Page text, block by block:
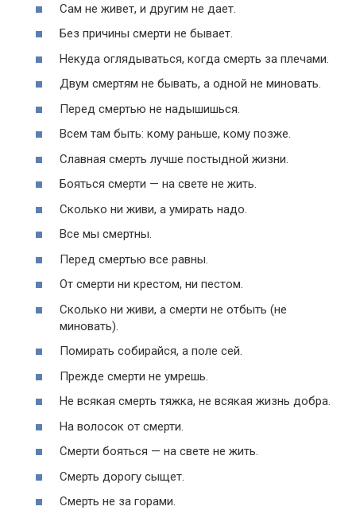
Сам не живет, и другим не дает.
Без причины смерти не бывает.
Некуда оглядываться, когда смерть за плечами.
Двум смертям не бывать, а одной не миновать.
Перед смертью не надышишься.
Всем там быть: кому раньше, кому позже.
Славная смерть лучше постыдной жизни.
Бояться смерти — на свете не жить.
Сколько ни живи, а умирать надо.
Все мы смертны.
Перед смертью все равны.
От смерти ни крестом, ни пестом.
Сколько ни живи, а смерти не отбыть (не
миновать).
Помирать собирайся, а поле сей.
Прежде смерти не умрешь.
Не всякая смерть тяжка, не всякая жизнь добра.
На волосок от смерти.
Смерти бояться — на свете не жить.
Смерть дорогу сыщет.
Смерть не за горами.